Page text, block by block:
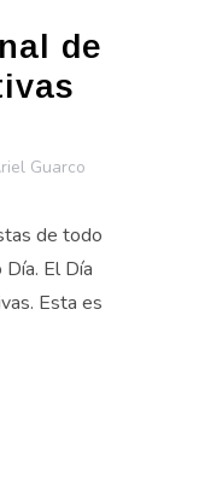
de
Guarco
de todo
El Día
Esta es